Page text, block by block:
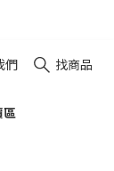
們 找商品